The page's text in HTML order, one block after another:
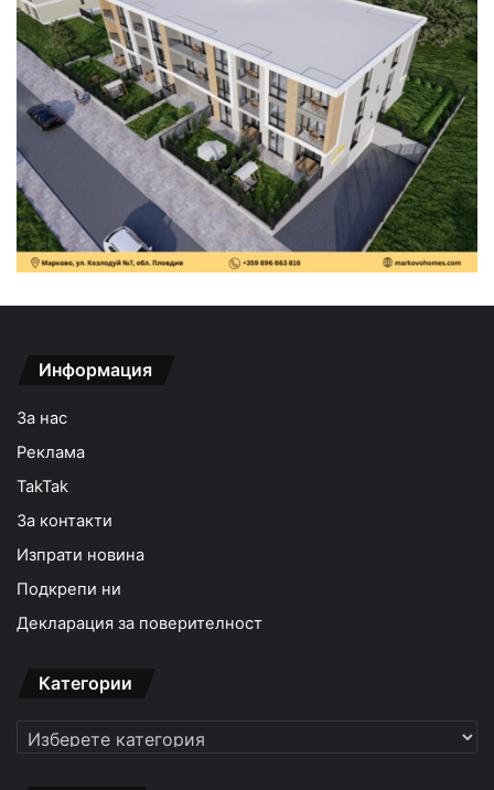
Информация
За нас
Реклама
TakTak
За контакти
Изпрати новина
Подкрепи ни
Декларация за поверителност
Категории
Категории